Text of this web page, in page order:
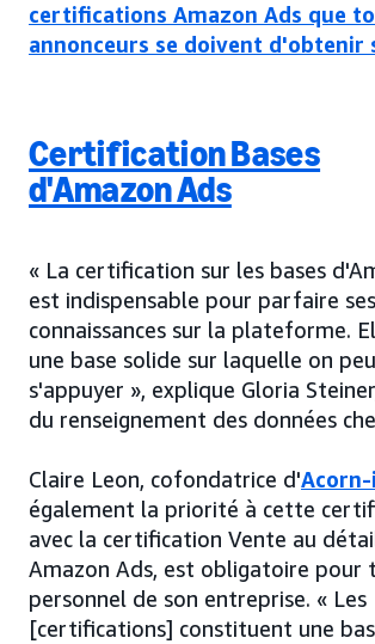
certifications Amazon Ads que
annonceurs se doivent d'obtenir
Certification Bases
d'Amazon Ads
« La certification sur les bases
est indispensable pour parfaire ses
connaissances sur la plateforme.
une base solide sur laquelle on
s'appuyer », explique Gloria
du renseignement des données
Claire Leon, cofondatrice d'Acorn-i
également la priorité à cette
avec la certification Vente au
Amazon Ads, est obligatoire pour
personnel de son entreprise. « Les
[certifications] constituent une